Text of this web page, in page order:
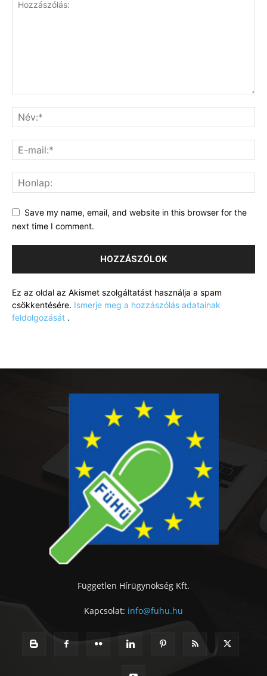
Save my name, email, and website in this browser for the
next time I comment.
Ez az oldal az Akismet szolgáltatást használja a spam
csökkentésére. Ismerje meg a hozzászólás adatainak
feldolgozását .
Független Hírügynökség Kft.
Kapcsolat: info@fuhu.hu